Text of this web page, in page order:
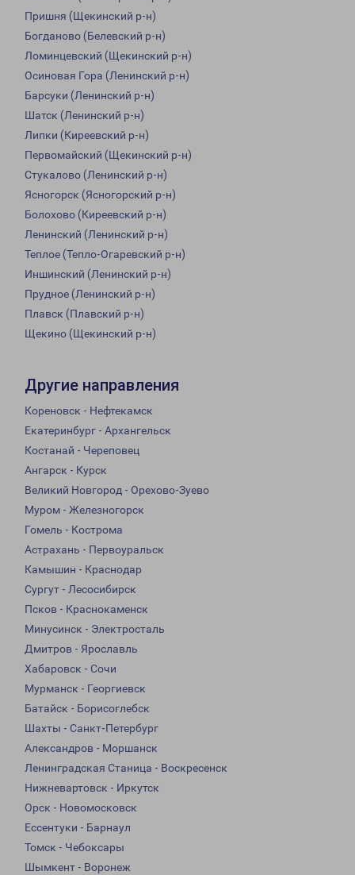
Пришня (Щекинский р-н)
Богданово (Белевский р-н)
Ломинцевский (Щекинский р-н)
Осиновая Гора (Ленинский р-н)
Барсуки (Ленинский р-н)
Шатск (Ленинский р-н)
Липки (Киреевский р-н)
Первомайский (Щекинский р-н)
Стукалово (Ленинский р-н)
Ясногорск (Ясногорский р-н)
Болохово (Киреевский р-н)
Ленинский (Ленинский р-н)
Теплое (Тепло-Огаревский р-н)
Иншинский (Ленинский р-н)
Прудное (Ленинский р-н)
Плавск (Плавский р-н)
Щекино (Щекинский р-н)
Другие направления
Кореновск - Нефтекамск
Екатеринбург - Архангельск
Костанай - Череповец
Ангарск - Курск
Великий Новгород - Орехово-Зуево
Муром - Железногорск
Гомель - Кострома
Астрахань - Первоуральск
Камышин - Краснодар
Сургут - Лесосибирск
Псков - Краснокаменск
Минусинск - Электросталь
Дмитров - Ярославль
Хабаровск - Сочи
Мурманск - Георгиевск
Батайск - Борисоглебск
Шахты - Санкт-Петербург
Александров - Моршанск
Ленинградская Станица - Воскресенск
Нижневартовск - Иркутск
Орск - Новомосковск
Ессентуки - Барнаул
Томск - Чебоксары
Шымкент - Воронеж